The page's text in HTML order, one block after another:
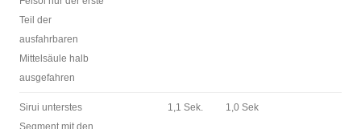
Teil der
ausfahrbaren
Mittelsäule halb
ausgefahren
Sirui unterstes
Segment mit den
1,1 Sek. 1,0 Sek